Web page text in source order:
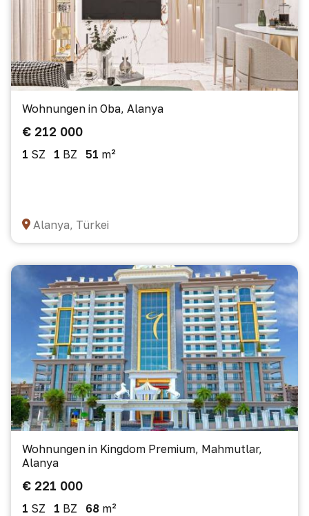
Wohnungen in Oba, Alanya
€ 212 000
1 SZ 1 BZ 51 m²
Alanya, Türkei
Wohnungen in Kingdom Premium, Mahmutlar,
Alanya
€ 221 000
1 SZ 1 BZ 68 m²